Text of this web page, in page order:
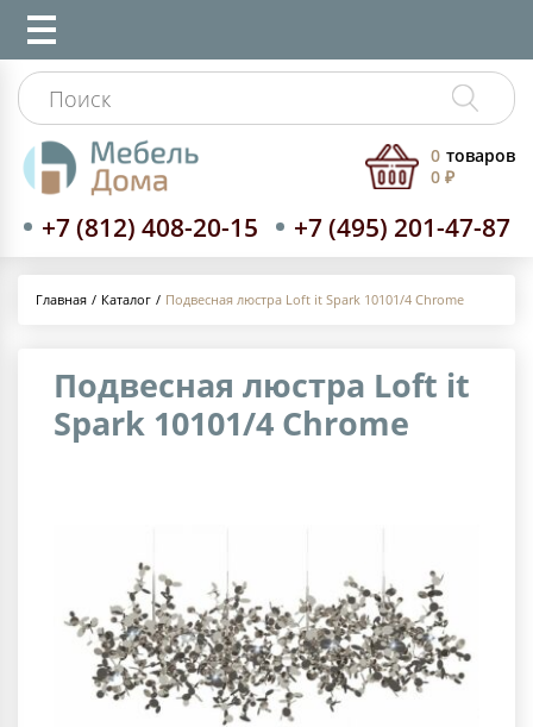
+7 (812) 408-20-15 +7 (495) 201-47-87
0 товаров
0 ₽
Главная Каталог Подвесная люстра Loft it Spark 10101/4 Chrome
Подвесная люстра Loft it
Spark 10101/4 Chrome